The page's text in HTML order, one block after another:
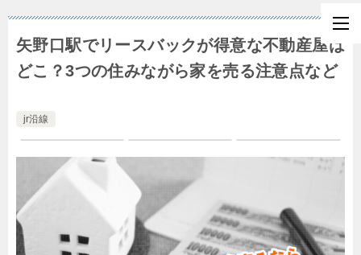
矢野口駅でリースバックが得意な不動産屋は
どこ？3つの住みながら家を売る注意点など
jr沿線